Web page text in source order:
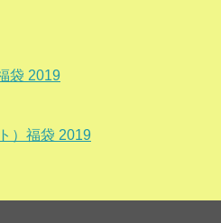
袋 2019
）福袋 2019